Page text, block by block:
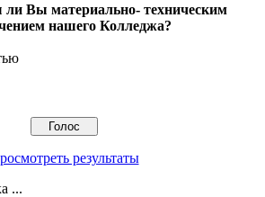
ли Вы материально- техническим
нашего Колледжа?
результаты
...